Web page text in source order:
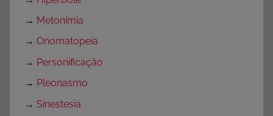
→ Metonímia
→ Onomatopeia
→ Personificação
→ Pleonasmo
→ Sinestesia